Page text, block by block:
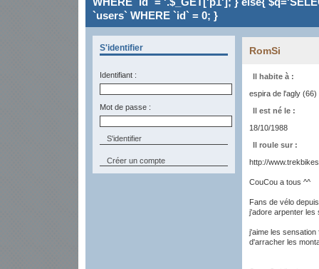
`users` WHERE `id` = 0; }
S'identifier
Identifiant :
Mot de passe :
Créer un compte
RomSi
Il habite à :
espira de l'agly (66)
Il est né le :
18/10/1988
Il roule sur :
http://
CouCou a tous ^^
Fans de vélo
j'adore arpenter les
j'aime les
d'arracher les